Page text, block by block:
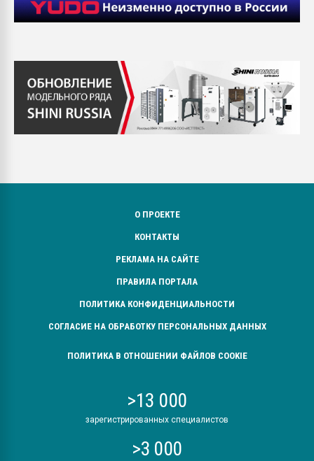
О ПРОЕКТЕ
КОНТАКТЫ
РЕКЛАМА НА САЙТЕ
ПРАВИЛА ПОРТАЛА
ПОЛИТИКА КОНФИДЕНЦИАЛЬНОСТИ
СОГЛАСИЕ НА ОБРАБОТКУ ПЕРСОНАЛЬНЫХ ДАННЫХ
ПОЛИТИКА В ОТНОШЕНИИ ФАЙЛОВ COOKIE
>13 000
зарегистрированных специалистов
>3 000